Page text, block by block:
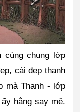
cùng chung lớp
cái đẹp thanh
mà Thanh - lớp
hằng say mê.